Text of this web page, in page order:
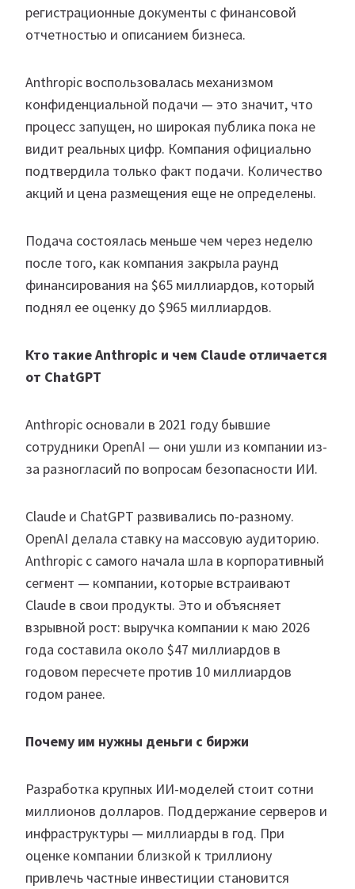
регистрационные документы с финансовой
отчетностью и описанием бизнеса.
Anthropic воспользовалась механизмом
конфиденциальной подачи — это значит, что
процесс запущен, но широкая публика пока не
видит реальных цифр. Компания официально
подтвердила только факт подачи. Количество
акций и цена размещения еще не определены.
Подача состоялась меньше чем через неделю
после того, как компания закрыла раунд
финансирования на $65 миллиардов, который
поднял ее оценку до $965 миллиардов.
Кто такие Anthropic и чем Claude отличается
от ChatGPT
Anthropic основали в 2021 году бывшие
сотрудники OpenAI — они ушли из компании из-
за разногласий по вопросам безопасности ИИ.
Claude и ChatGPT развивались по-разному.
OpenAI делала ставку на массовую аудиторию.
Anthropic с самого начала шла в корпоративный
сегмент — компании, которые встраивают
Claude в свои продукты. Это и объясняет
взрывной рост: выручка компании к маю 2026
года составила около $47 миллиардов в
годовом пересчете против 10 миллиардов
годом ранее.
Почему им нужны деньги с биржи
Разработка крупных ИИ-моделей стоит сотни
миллионов долларов. Поддержание серверов и
инфраструктуры — миллиарды в год. При
оценке компании близкой к триллиону
привлечь частные инвестиции становится